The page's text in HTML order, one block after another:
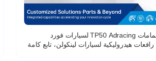
رافعات صمامات TP50 Adracing لسيارات فورد
رافعات هيدروليكية لسيارات لينكولن، تابع كامة